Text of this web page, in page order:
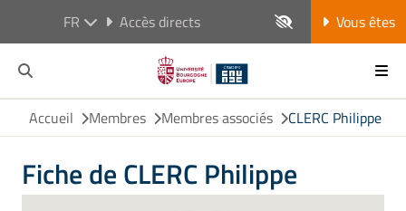
FR Accès directs Vous êtes
Accueil Membres Membres associés CLERC Philippe
Fiche de CLERC Philippe